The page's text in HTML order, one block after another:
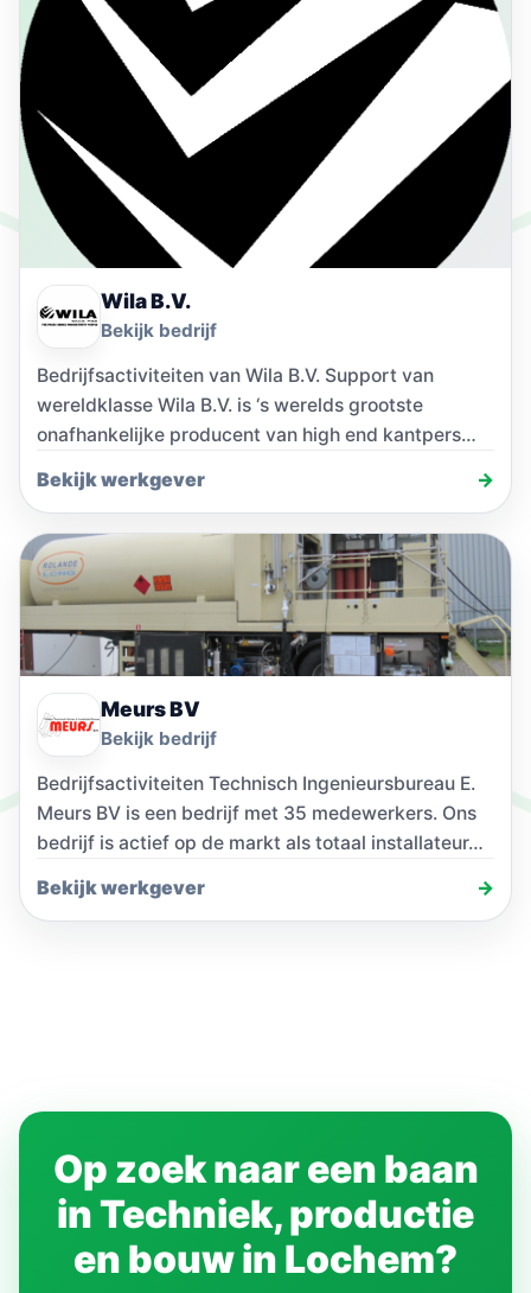
Wila B.V.
Bekijk bedrijf
Bedrijfsactiviteiten van Wila B.V. Support van
wereldklasse Wila B.V. is ‘s werelds grootste
onafhankelijke producent van high end kantpers
Bekijk werkgever →
Meurs BV
Bekijk bedrijf
Bedrijfsactiviteiten Technisch Ingenieursbureau E.
Meurs BV is een bedrijf met 35 medewerkers. Ons
bedrijf is actief op de markt als totaal installateur…
Bekijk werkgever →
Op zoek naar een baan
in Techniek, productie
en bouw in Lochem?